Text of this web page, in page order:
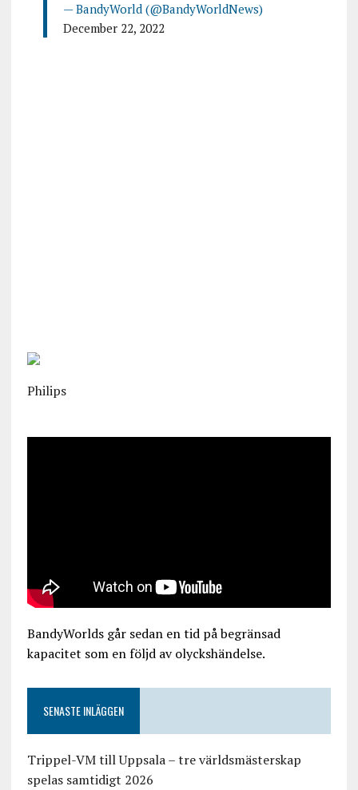
— BandyWorld (@BandyWorldNews)
December 22, 2022
Philips
BandyWorlds går sedan en tid på begränsad
kapacitet som en följd av olyckshändelse.
SENASTE INLÄGGEN
Trippel-VM till Uppsala – tre världsmästerskap
spelas samtidigt 2026